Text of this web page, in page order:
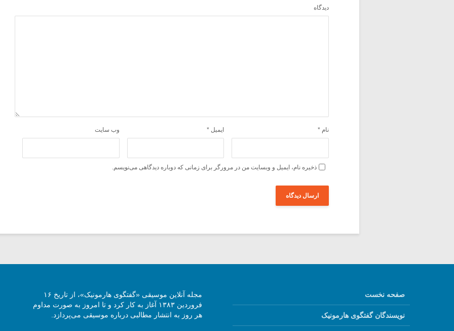
دیدگاه
نام * ایمیل * وب‌ سایت
ذخیره نام، ایمیل و وبسایت من در مرورگر برای زمانی که دوباره دیدگاهی می‌نویسم.
صفحه نخست
نویسندگان گفتگوی هارمونیک
مجله آنلاین موسیقی «گفتگوی هارمونیک»، از تاریخ ۱۶
فروردین ۱۳۸۳ آغاز به کار کرد و تا امروز به صورت مداوم
هر روز به انتشار مطالبی درباره موسیقی می‌پردازد.